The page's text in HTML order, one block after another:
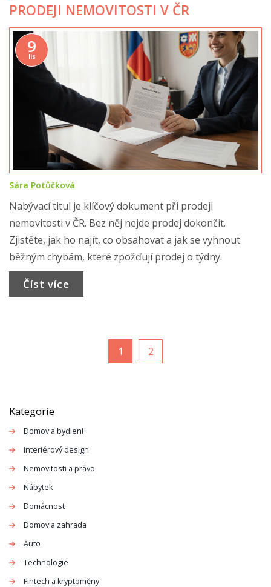
PRODEJI NEMOVITOSTI V ČR
9
lis
Sára Potůčková
Nabývací titul je klíčový dokument při prodeji
nemovitosti v ČR. Bez něj nejde prodej dokončit.
Zjistěte, jak ho najít, co obsahovat a jak se vyhnout
běžným chybám, které zpožďují prodej o týdny.
Číst více
1 2
Kategorie
Domov a bydlení
Interiérový design
Nemovitosti a právo
Nábytek
Domácnost
Domov a zahrada
Auto
Technologie
Fintech a kryptoměny